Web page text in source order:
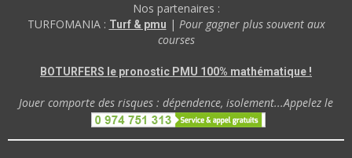
Nos partenaires :
TURFOMANIA : Turf & pmu | Pour gagner plus souvent aux
courses
BOTURFERS le pronostic PMU 100% mathématique !
Jouer comporte des risques : dépendence, isolement...Appelez le